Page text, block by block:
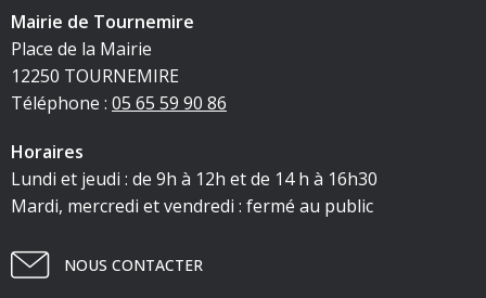
Mairie de Tournemire
Place de la Mairie
12250 TOURNEMIRE
Téléphone : 05 65 59 90 86
Horaires
Lundi et jeudi : de 9h à 12h et de 14 h à 16h30
Mardi, mercredi et vendredi : fermé au public
NOUS CONTACTER